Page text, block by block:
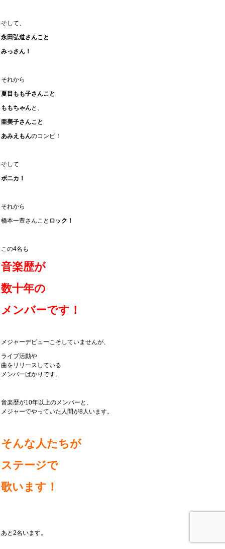
そして、
永田弘道さんこと
みっさん！
それから
夏目もも子さんこと
ももちゃんと、
亜美子さんこと
あみえもんのコンビ！
そして
ボニカ！
それから
橋本一豊さんこと ロック！
この4名も
音楽歴が
数十年の
メンバーです！
メジャーデビューこそしていませんが、
ライブ活動や
曲をリリースしている
メンバーばかりです。
音楽歴が10年以上のメンバーと、
メジャーでやっていた人間が8人います。
そんな人たちが
ステージで
歌います！
あと2名います。